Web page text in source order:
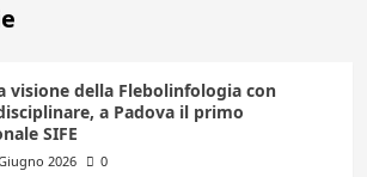
visione della Flebolinfologia con
a Padova il primo
SIFE
2026 0